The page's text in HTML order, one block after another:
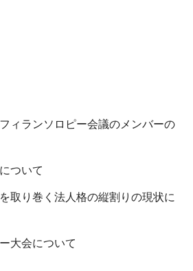
ィランソロピー会議のメンバーの
ついて
取り巻く法人格の縦割りの現状に
大会について